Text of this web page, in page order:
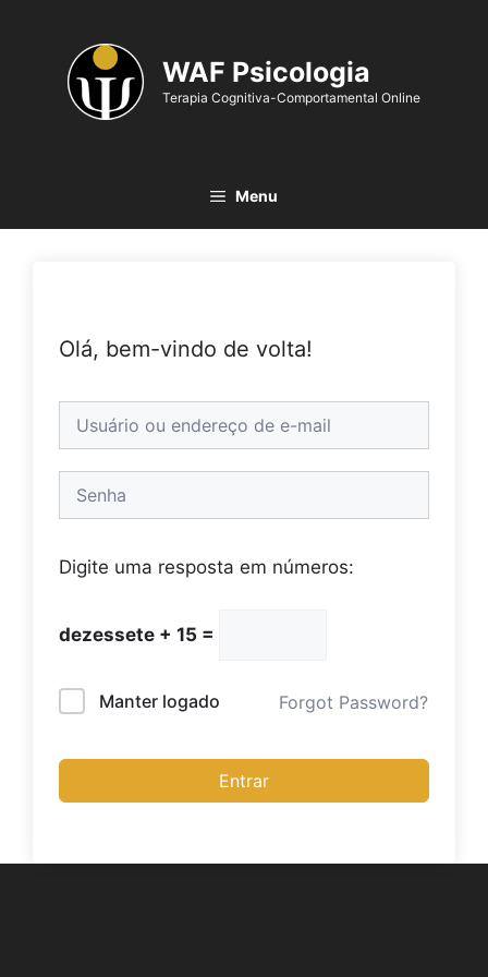
WAF Psicologia
Terapia Cognitiva-Comportamental Online
Menu
Olá, bem-vindo de volta!
Digite uma resposta em números:
dezessete + 15 =
Manter logado Forgot Password?
Entrar